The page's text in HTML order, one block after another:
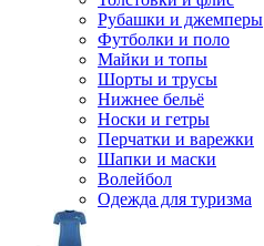
Рубашки и джемперы
Футболки и поло
Майки и топы
Шорты и трусы
Нижнее бельё
Носки и гетры
Перчатки и варежки
Шапки и маски
Волейбол
Одежда для туризма